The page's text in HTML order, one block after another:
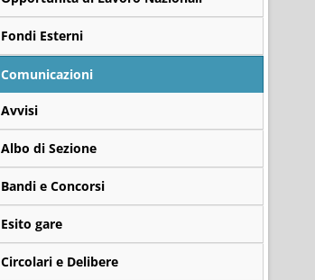
Fondi Esterni
Comunicazioni
Avvisi
Albo di Sezione
Bandi e Concorsi
Esito gare
Circolari e Delibere